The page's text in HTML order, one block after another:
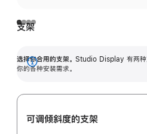
支架
选择你合用的支架。 Studio Display 有两种
你的各种安装需求。
展
可调倾斜度的支架